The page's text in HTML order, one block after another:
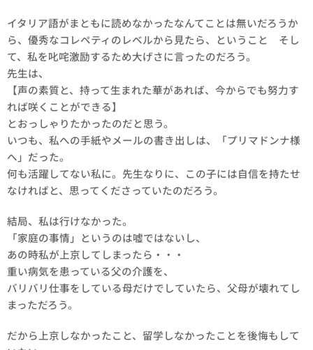
イタリア語がまともに読めなかったなんてことは無いだろうか
ら、優秀なコレペティのレベルから見たら、ということ そし
て、私を叱咤激励するため大げさに言ったのだろう。
先生は、
【声の素質と、持って生まれた華があれば、今からでも努力す
れば咲くことができる】
とおっしゃりたかったのだと思う。
いつも、私への手紙やメールの書き出しは、「プリマドンナ様
へ」だった。
何も活躍してない私に。先生なりに、この子には自信を持たせ
なければと、思ってくださっていたのだろう。
結局、私は行けなかった。
「家庭の事情」というのは嘘ではないし、
あの時私が上京してしまったら・・・
重い病気を患っている父の介護を、
バリバリ仕事をしている母だけでしていたら、父母が壊れてし
まっただろう。
だから上京しなかったこと、留学しなかったことを後悔もして